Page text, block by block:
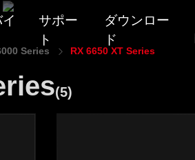
サポー
ト
保
ダウンロー
ド
Series RX 6650 XT Series
(5)